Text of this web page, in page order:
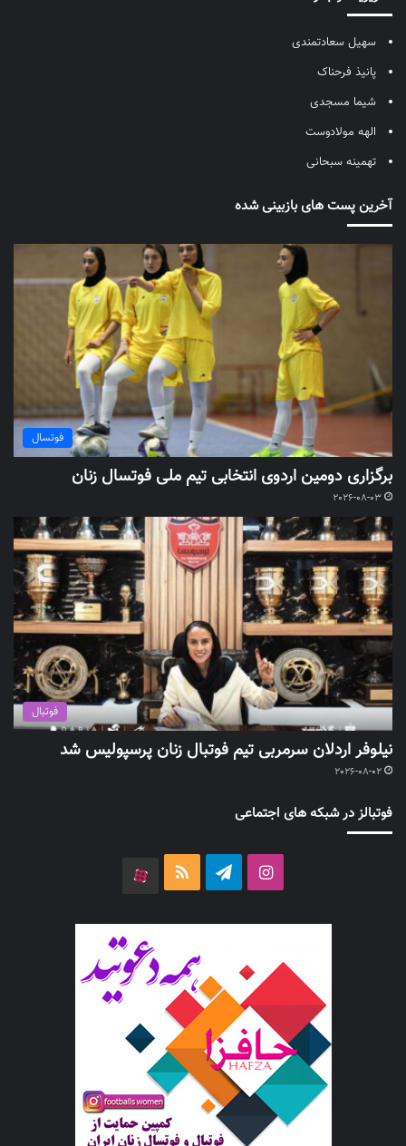
سهیل سعادتمندی
پانیذ فرحناک
شیما مسجدی
الهه مولادوست
تهمینه سبحانی
آخرین پست های بازبینی شده
فوتسال
برگزاری دومین اردوی انتخابی تیم ملی فوتسال زنان
2026-08-03
فوتبال
نیلوفر اردلان سرمربی تیم فوتبال زنان پرسپولیس شد
2026-08-02
فوتبالز در شبکه های اجتماعی
اینستاگرامتلگرام خوراک